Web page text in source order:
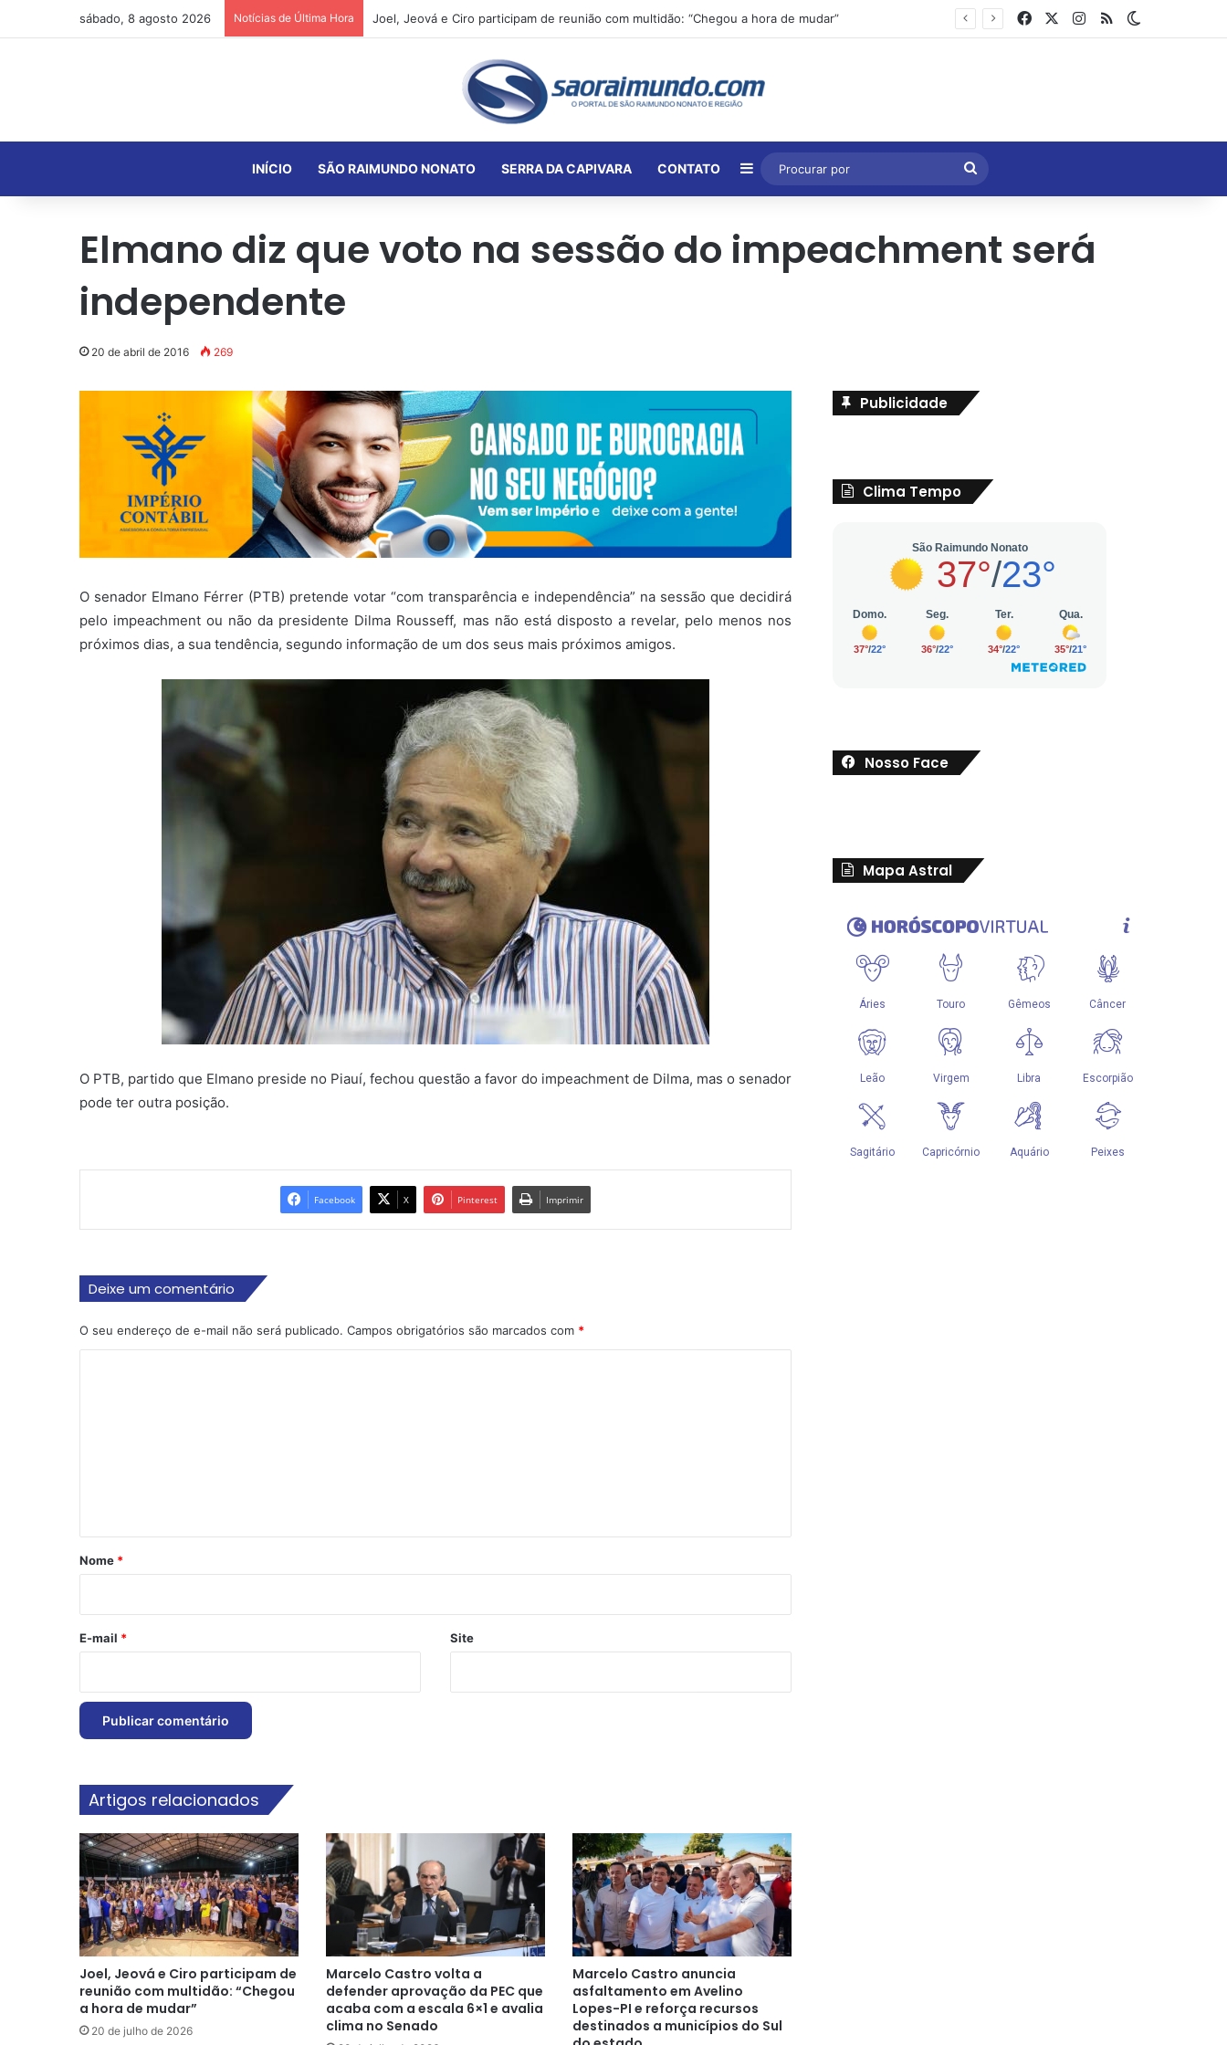
sábado, 8 agosto 2026 Notícias de Última Hora FacebookInstagram
RSS
INÍCIO SÃO RAIMUNDO NONATO SERRA DA CAPIVARA CONTATO Barra Lateral
Procurar
por
Elmano diz que voto na sessão do impeachment será
independente
20 de abril de 2016 269
O senador Elmano Férrer (PTB) pretende votar “com transparência e independência” na sessão que decidirá
pelo impeachment ou não da presidente Dilma Rousseff, mas não está disposto a revelar, pelo menos nos
próximos dias, a sua tendência, segundo informação de um dos seus mais próximos amigos.
O PTB, partido que Elmano preside no Piauí, fechou questão a favor do impeachment de Dilma, mas o senador
pode ter outra posição.
Facebook X Pinterest Imprimir
Deixe um comentário
O seu endereço de e-mail não será publicado. Campos obrigatórios são marcados com *
r
*
Nome *
E-mail * Site
Artigos relacionados
Joel, Jeová e Ciro participam de
reunião com multidão: “Chegou
a hora de mudar”
20 de julho de 2026
Marcelo Castro volta a
defender aprovação da PEC que
acaba com a escala 6×1 e avalia
clima no Senado
Marcelo Castro anuncia
asfaltamento em Avelino
Lopes-PI e reforça recursos
destinados a municípios do Sul
Publicidade
Clima Tempo
Nosso Face
Mapa Astral